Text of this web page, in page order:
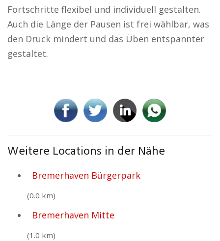
Fortschritte flexibel und individuell gestalten.
Auch die Länge der Pausen ist frei wählbar, was
den Druck mindert und das Üben entspannter
gestaltet.
Weitere Locations in der Nähe
Bremerhaven Bürgerpark
(0.0 km)
Bremerhaven Mitte
(1.0 km)